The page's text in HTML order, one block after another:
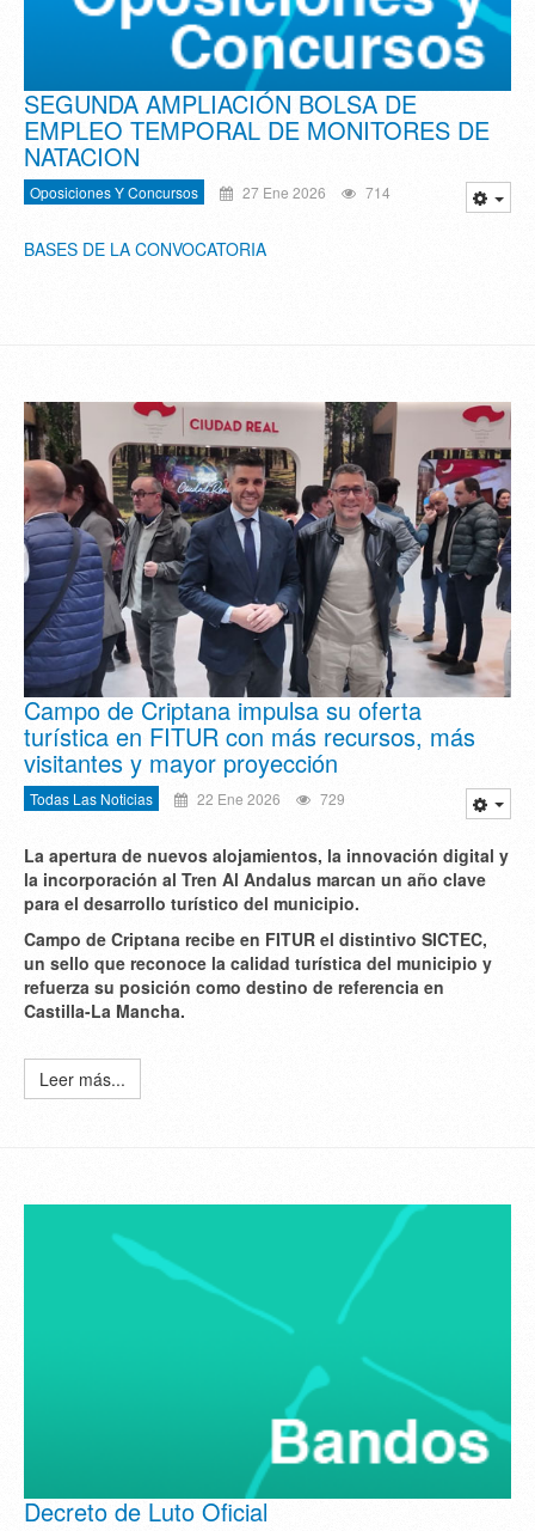
SEGUNDA AMPLIACIÓN BOLSA DE
EMPLEO TEMPORAL DE MONITORES DE
NATACION
Oposiciones Y Concursos 27 Ene 2026 714
BASES DE LA CONVOCATORIA
Campo de Criptana impulsa su oferta
turística en FITUR con más recursos, más
visitantes y mayor proyección
Todas Las Noticias 22 Ene 2026 729
La apertura de nuevos alojamientos, la innovación digital y
la incorporación al Tren Al Andalus marcan un año clave
para el desarrollo turístico del municipio.
Campo de Criptana recibe en FITUR el distintivo SICTEC,
un sello que reconoce la calidad turística del municipio y
refuerza su posición como destino de referencia en
Castilla-La Mancha.
Leer más...
Decreto de Luto Oficial